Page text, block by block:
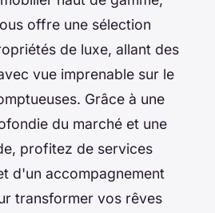
offre une sélection
de luxe, allant des
vue imprenable sur le
Grâce à une
du marché et une
profitez de services
d'un accompagnement
transformer vos rêves